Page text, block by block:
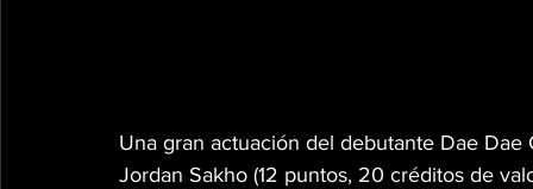
Una gran actuación del debutante Dae Dae
Jordan Sakho (12 puntos, 20 créditos de